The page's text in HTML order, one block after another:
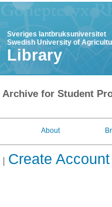
Sveriges lantbruksuniversitet
Swedish University of
Library
Archive for Student
About
Create Account